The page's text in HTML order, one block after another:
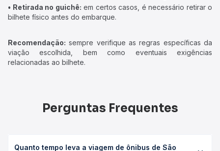
• Retirada no guichê: em certos casos, é necessário retirar o
bilhete físico antes do embarque.
Recomendação: sempre verifique as regras específicas da
viação escolhida, bem como eventuais exigências
relacionadas ao bilhete.
Perguntas Frequentes
Quanto tempo leva a viagem de ônibus de São